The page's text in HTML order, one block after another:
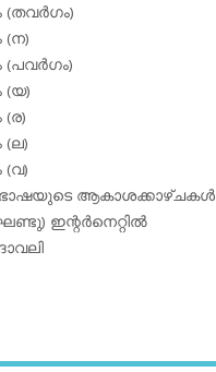
(തവര്‍ഗം)
(ന)
(പവര്‍ഗം)
(യ)
(ര)
(ല)
(വ)
ഭാഷയുടെ ആകാശക്കാഴ്ചകള്‍
ഇന്റര്‍നെറ്റില്‍